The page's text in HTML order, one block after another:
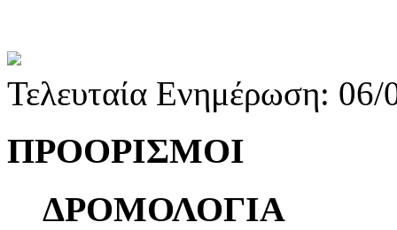
Τελευταία Ενημέρωση:
ΠΡΟΟΡΙΣΜΟΙ
ΔΡΟΜΟΛΟΓΙΑ